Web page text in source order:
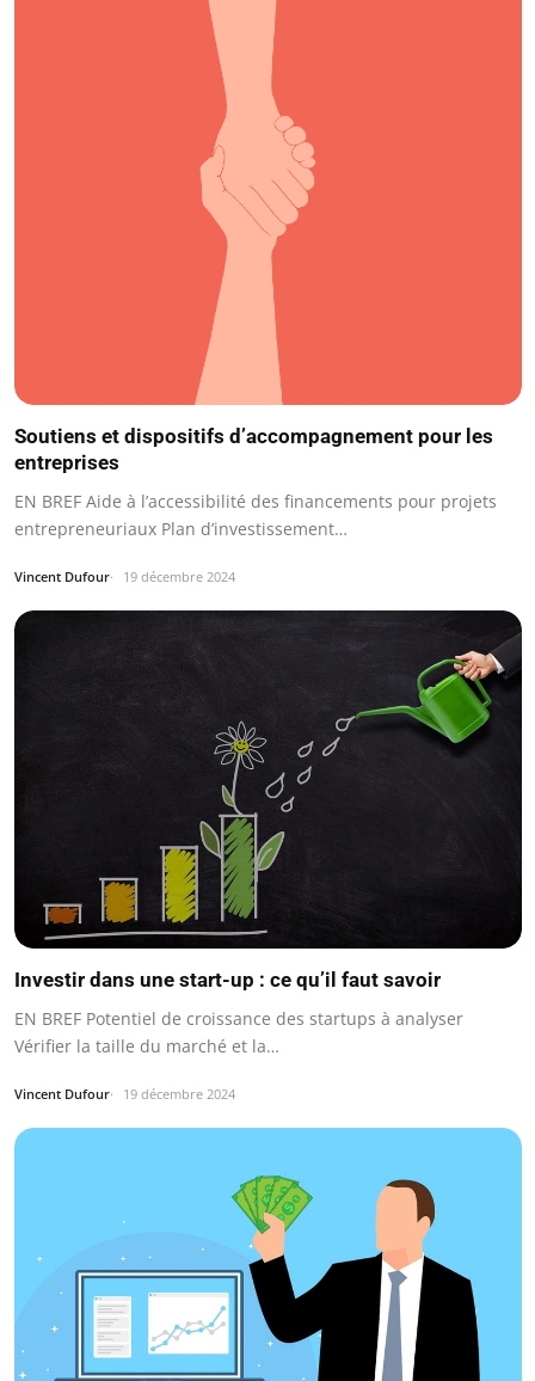
Soutiens et dispositifs d’accompagnement pour les
entreprises
EN BREF Aide à l’accessibilité des financements pour projets
entrepreneuriaux Plan d’investissement…
Vincent Dufour 19 décembre 2024
Investir dans une start-up : ce qu’il faut savoir
EN BREF Potentiel de croissance des startups à analyser
Vérifier la taille du marché et la…
Vincent Dufour 19 décembre 2024